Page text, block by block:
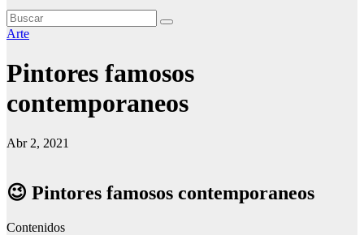
Arte
Pintores famosos
contemporaneos
Abr 2, 2021
😉 Pintores famosos contemporaneos
Contenidos